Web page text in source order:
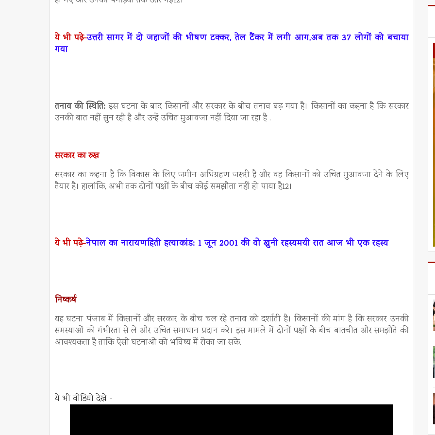
ये भी पढ़े-उत्तरी सागर में दो जहाजों की भीषण टक्कर, तेल टैंकर में लगी आग,अब तक 37 लोगों को बचाया
गया
तनाव की स्थिति: इस घटना के बाद किसानों और सरकार के बीच तनाव बढ़ गया है। किसानों का कहना है कि सरकार
उनकी बात नहीं सुन रही है और उन्हें उचित मुआवजा नहीं दिया जा रहा है .
सरकार का रुख
सरकार का कहना है कि विकास के लिए जमीन अधिग्रहण जरूरी है और वह किसानों को उचित मुआवजा देने के लिए
तैयार है। हालांकि, अभी तक दोनों पक्षों के बीच कोई समझौता नहीं हो पाया है12।
ये भी पढ़े-नेपाल का नारायणहिती हत्याकांड: 1 जून 2001 की वो खुनी रहस्यमयी रात आज भी एक रहस्य
निष्कर्ष
यह घटना पंजाब में किसानों और सरकार के बीच चल रहे तनाव को दर्शाती है। किसानों की मांग है कि सरकार उनकी
समस्याओं को गंभीरता से ले और उचित समाधान प्रदान करे। इस मामले में दोनों पक्षों के बीच बातचीत और समझौते की
आवश्यकता है ताकि ऐसी घटनाओं को भविष्य में रोका जा सके.
ये भी वीडियो देखे -